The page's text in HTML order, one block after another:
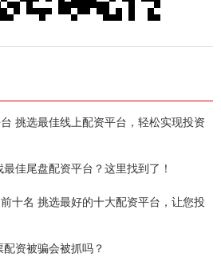
挑选最佳线上配资平台，轻松实现投资
佳尾盘配资平台？这里找到了！
十名 挑选最好的十大配资平台，让您投
资被骗会被抓吗？